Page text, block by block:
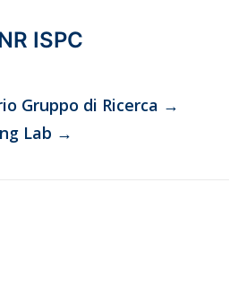
ISPC
Gruppo di Ricerca →
Lab →